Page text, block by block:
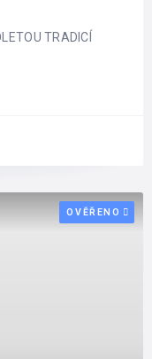
TRADICÍ
OVĚŘENO